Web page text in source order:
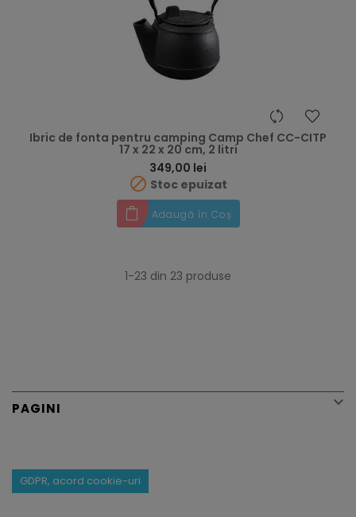
Ibric de fonta pentru camping Camp Chef CC-CITP
17 x 22 x 20 cm, 2 litri
349,00 lei
 Stoc epuizat
Adaugă în Coș
1-23 din 23 produse
PAGINI 
GDPR, acord cookie-uri